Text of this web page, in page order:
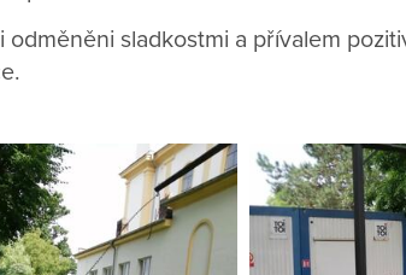
odměněni sladkostmi a přívalem